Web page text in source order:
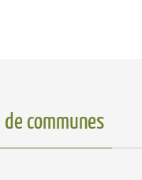
communes